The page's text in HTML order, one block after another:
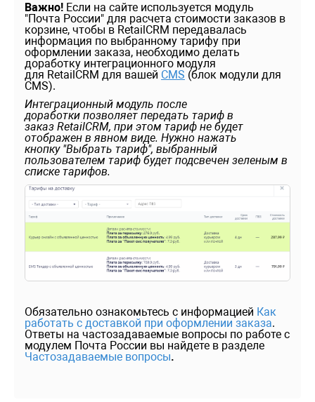
Важно! Если на сайте используется модуль
"Почта России" для расчета стоимости заказов в
корзине, чтобы в RetailCRM передавалась
информация по выбранному тарифу при
оформлении заказа, необходимо делать
доработку интеграционного модуля
для RetailCRM для вашей CMS (блок модули для
CMS).
Интеграционный модуль после
доработки позволяет передать тариф в
заказ RetailCRM, при этом тариф не будет
отображен в явном виде. Нужно нажать
кнопку "Выбрать тариф", выбранный
пользователем тариф будет подсвечен зеленым в
списке тарифов.
Обязательно ознакомьтесь с информацией Как
работать с доставкой при оформлении заказа.
Ответы на частозадаваемые вопросы по работе с
модулем Почта России вы найдете в разделе
Частозадаваемые вопросы.